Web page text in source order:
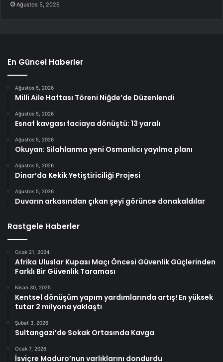
Ağustos 5, 2026
En Güncel Haberler
Ağustos 5, 2026
Milli Aile Haftası Töreni Niğde’de Düzenlendi
Ağustos 5, 2026
Esnaf kavgası faciaya dönüştü: 13 yaralı
Ağustos 5, 2026
Okuyan: Silahlanma yeni Osmanlıcı yayılma planı
Ağustos 5, 2026
Dinar’da Kekik Yetiştiriciliği Projesi
Ağustos 5, 2026
Duvarın arkasından çıkan şeyi görünce donakaldılar
Rastgele Haberler
Ocak 21, 2024
Afrika Uluslar Kupası Maçı Öncesi Güvenlik Güçlerinden
Farklı Bir Güvenlik Taraması
Nisan 30, 2025
Kentsel dönüşüm yapım yardımlarında artış! En yüksek
tutar 2 milyona yaklaştı
Şubat 3, 2026
Sultangazi’de Sokak Ortasında Kavga
Ocak 7, 2026
İsviçre Maduro’nun varlıklarını dondurdu